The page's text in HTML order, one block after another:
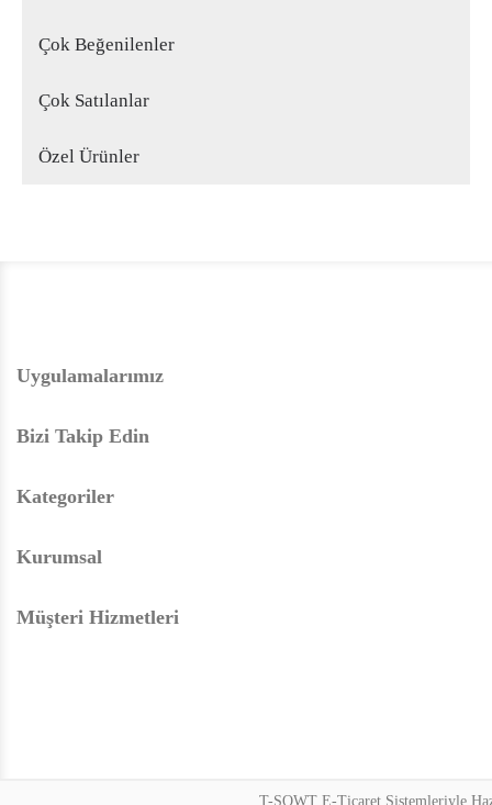
Çok Beğenilenler
Çok Satılanlar
Özel Ürünler
Uygulamalarımız
Bizi Takip Edin
Kategoriler
Kurumsal
Müşteri Hizmetleri
T-SOWT E-Ticaret Sistemleriyle